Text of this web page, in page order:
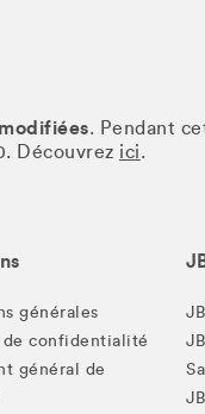
. Pendant
Découvrez ici.
générales
confidentialité
général de